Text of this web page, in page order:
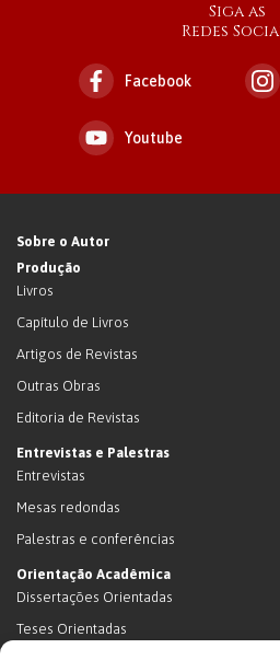
Siga as
Redes
Facebook
Youtube
Sobre o Autor
Produção
Livros
Capítulo de Livros
Artigos de Revistas
Outras Obras
Editoria de Revistas
Entrevistas e Palestras
Entrevistas
Mesas redondas
Palestras e conferências
Orientação Acadêmica
Dissertações Orientadas
Teses Orientadas